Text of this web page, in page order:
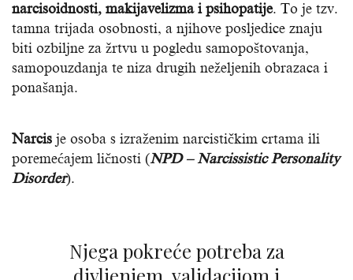
narcisoidnosti, makijavelizma i psihopatije. To je tzv.
tamna trijada osobnosti, a njihove posljedice znaju
biti ozbiljne za žrtvu u pogledu samopoštovanja,
samopouzdanja te niza drugih neželjenih obrazaca i
ponašanja.
Narcis je osoba s izraženim narcističkim crtama ili
poremećajem ličnosti (NPD – Narcissistic Personality
Disorder).
Njega pokreće potreba za